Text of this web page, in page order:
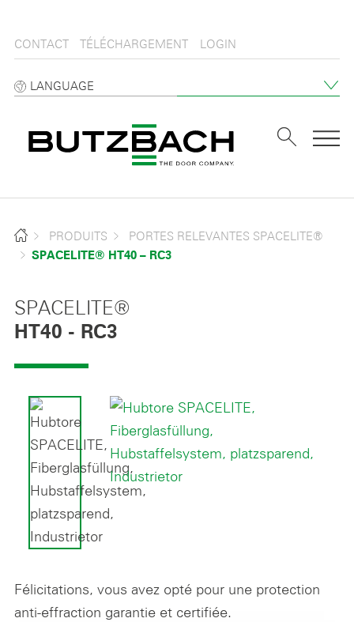
CONTACT TÉLÉCHARGEMENT LOGIN
LANGUAGE
PRODUITS PORTES RELEVANTES SPACELITE®
SPACELITE® HT40 – RC3
SPACELITE®
HT40 - RC3
Félicitations, vous avez opté pour une protection
anti-effraction garantie et certifiée.